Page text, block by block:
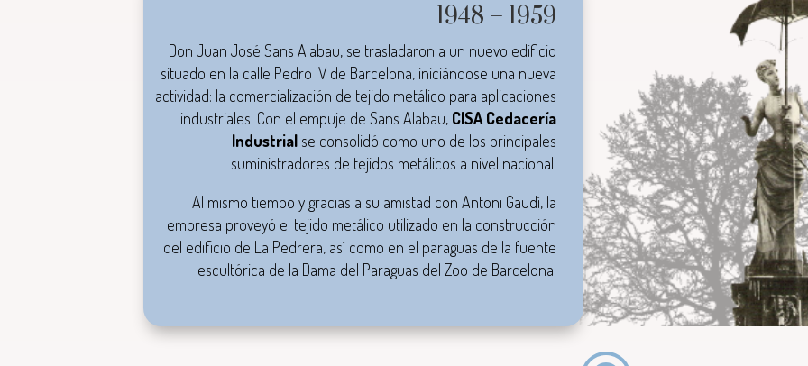
1948 – 1959
Don Juan José Sans Alabau, se trasladaron a un nuevo edificio
situado en la calle Pedro IV de Barcelona, iniciándose una nueva
actividad: la comercialización de tejido metálico para aplicaciones
industriales. Con el empuje de Sans Alabau, CISA Cedacería
Industrial se consolidó como uno de los principales
suministradores de tejidos metálicos a nivel nacional.
Al mismo tiempo y gracias a su amistad con Antoni Gaudí, la
empresa proveyó el tejido metálico utilizado en la construcción
del edificio de La Pedrera, así como en el paraguas de la fuente
escultórica de la Dama del Paraguas del Zoo de Barcelona.